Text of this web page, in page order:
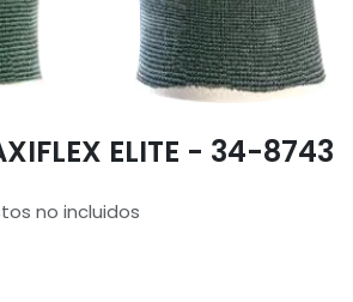
ELITE - 34-8743
no incluidos